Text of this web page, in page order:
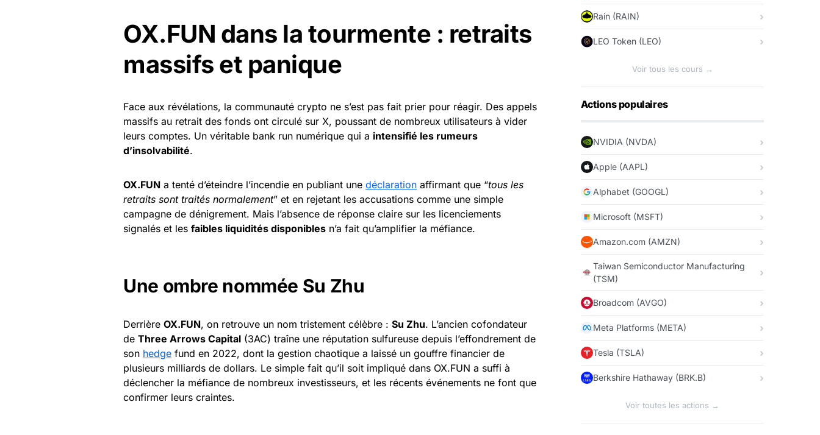
OX.FUN dans la tourmente : retraits
massifs et panique
Face aux révélations, la communauté crypto ne s’est pas fait prier pour réagir. Des appels
massifs au retrait des fonds ont circulé sur X, poussant de nombreux utilisateurs à vider
leurs comptes. Un véritable bank run numérique qui a intensifié les rumeurs
d’insolvabilité.
OX.FUN a tenté d’éteindre l’incendie en publiant une déclaration affirmant que “tous les
retraits sont traités normalement” et en rejetant les accusations comme une simple
campagne de dénigrement. Mais l’absence de réponse claire sur les licenciements
signalés et les faibles liquidités disponibles n’a fait qu’amplifier la méfiance.
Une ombre nommée Su Zhu
Derrière OX.FUN, on retrouve un nom tristement célèbre : Su Zhu. L’ancien cofondateur
de Three Arrows Capital (3AC) traîne une réputation sulfureuse depuis l’effondrement de
son hedge fund en 2022, dont la gestion chaotique a laissé un gouffre financier de
plusieurs milliards de dollars. Le simple fait qu’il soit impliqué dans OX.FUN a suffi à
déclencher la méfiance de nombreux investisseurs, et les récents événements ne font que
confirmer leurs craintes.
Rain (RAIN)
LEO Token (LEO)
Voir tous les cours →
Actions populaires
NVIDIA (NVDA)
Apple (AAPL)
Alphabet (GOOGL)
Microsoft (MSFT)
Amazon.com (AMZN)
Taiwan Semiconductor Manufacturing
(TSM)
Broadcom (AVGO)
Meta Platforms (META)
Tesla (TSLA)
Berkshire Hathaway (BRK.B)
Voir toutes les actions →